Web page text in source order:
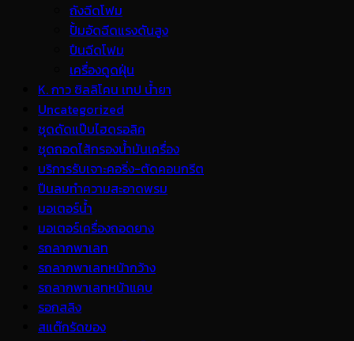
ถังฉีดโฟม
ปั้มอัดฉีดแรงดันสูง
ปืนฉีดโฟม
เครื่องดูดฝุ่น
K. กาว ซิลลิโคน เทป น้ำยา
Uncategorized
ชุดดัดแป๊บไฮดรอลิค
ชุดถอดไส้กรองน้ำมันเครื่อง
บริการรับเจาะคอริ่ง-ตัดคอนกรีต
ปืนลมทำความสะอาดพรม
มอเตอร์น้ำ
มอเตอร์เครื่องถอดยาง
รถลากพาเลท
รถลากพาเลทหน้ากว้าง
รถลากพาเลทหน้าแคบ
รอกสลิง
สแต๊กรัดของ